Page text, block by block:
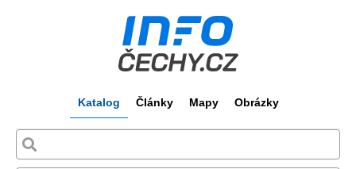
Katalog Články Mapy Obrázky